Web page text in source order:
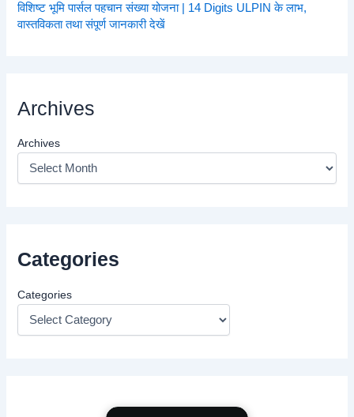
विशिष्ट भूमि पार्सल पहचान संख्या योजना | 14 Digits ULPIN के लाभ,
वास्तविकता तथा संपूर्ण जानकारी देखें
Archives
Archives
Categories
Categories